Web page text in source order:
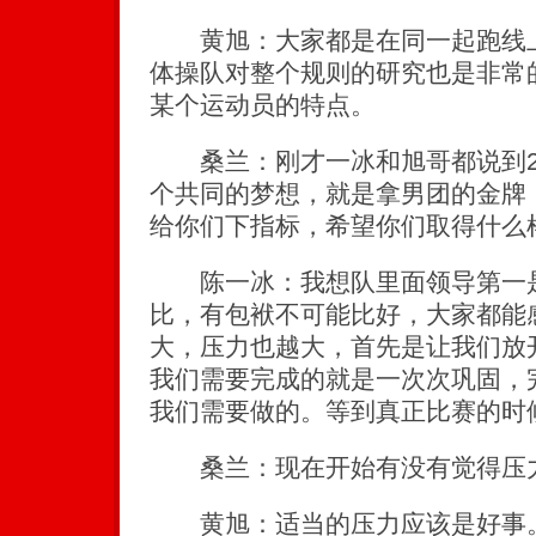
黄旭：大家都是在同一起跑线
体操队对整个规则的研究也是非
某个运动员的特点。
桑兰：刚才一冰和旭哥都说到
个共同的梦想，就是拿男团的金
给你们下指标，希望你们取得什么
陈一冰：我想队里面领导第一
比，有包袱不可能比好，大家都
大，压力也越大，首先是让我们
我们需要完成的就是一次次巩固
我们需要做的。等到真正比赛的时
桑兰：现在开始有没有觉得压
黄旭：适当的压力应该是好事